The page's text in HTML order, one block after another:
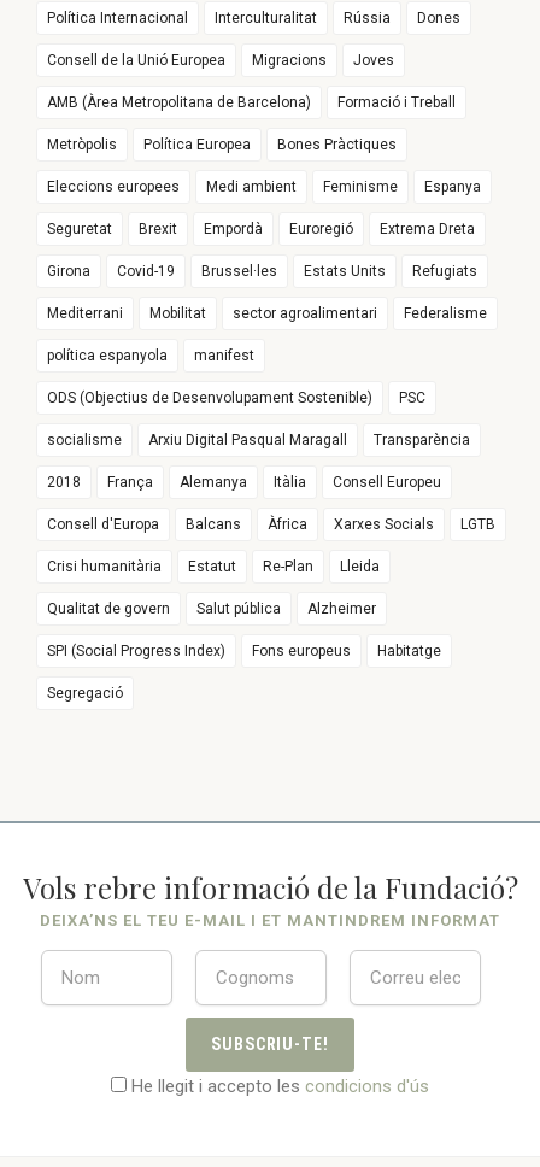
Política Internacional Interculturalitat Rússia Dones
Consell de la Unió Europea Migracions Joves
AMB (Àrea Metropolitana de Barcelona) Formació i Treball
Metròpolis Política Europea Bones Pràctiques
Eleccions europees Medi ambient Feminisme Espanya
Seguretat Brexit Empordà Euroregió Extrema Dreta
Girona Covid-19 Brussel·les Estats Units Refugiats
Mediterrani Mobilitat sector agroalimentari Federalisme
política espanyola manifest
ODS (Objectius de Desenvolupament Sostenible) PSC
socialisme Arxiu Digital Pasqual Maragall Transparència
2018 França Alemanya Itàlia Consell Europeu
Consell d'Europa Balcans Àfrica Xarxes Socials LGTB
Crisi humanitària Estatut Re-Plan Lleida
Qualitat de govern Salut pública Alzheimer
SPI (Social Progress Index) Fons europeus Habitatge
Segregació
Vols rebre informació de la Fundació?
DEIXA’NS EL TEU E-MAIL I ET MANTINDREM INFORMAT
SUBSCRIU-TE!
He llegit i accepto les condicions d'ús